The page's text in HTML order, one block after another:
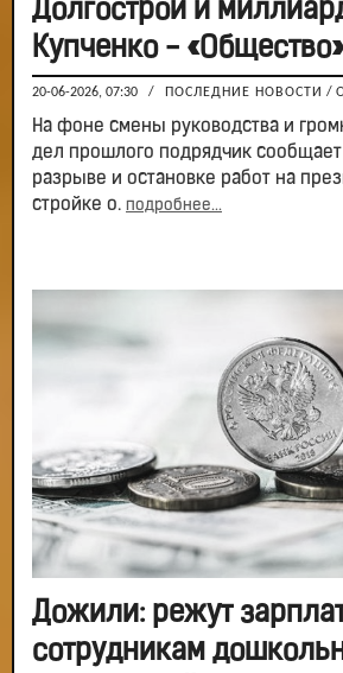
Долгострои и
Купченко - «Общество»
20-06-2026, 07:30 / ПОСЛЕДНИЕ НОВОСТИ /
На фоне смены руководства и
дел прошлого подрядчик
разрыве и остановке работ на
стройке о. подробнее...
Дожили: режут
сотрудникам